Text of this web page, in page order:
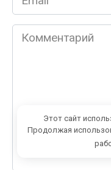
*
Комментарий
Этот сайт
Продолжая